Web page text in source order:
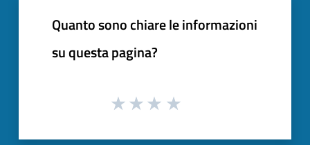
Quanto sono chiare le informazioni
su questa pagina?